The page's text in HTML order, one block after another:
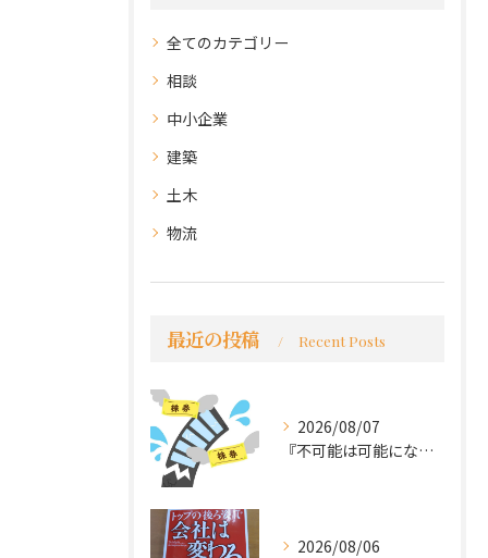
全てのカテゴリー
相談
中小企業
建築
土木
物流
最近の投稿 Recent Posts
2026/08/07
『不可能は可能になる』
2026/08/06